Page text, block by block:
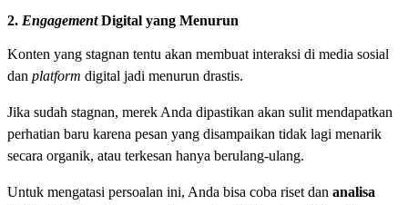
2. EngagementDigital yang Menurun
Konten yang stagnan tentu akan membuat interaksi di media sosial
dan platform digital jadi menurun drastis.
Jika sudah stagnan, merek Anda dipastikan akan sulit mendapatkan
perhatian baru karena pesan yang disampaikan tidak lagi menarik
secara organik, atau terkesan hanya berulang-ulang.
Untuk mengatasi persoalan ini, Anda bisa coba riset dan analisa